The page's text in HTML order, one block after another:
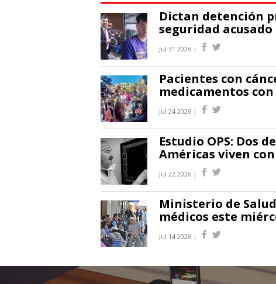
Dictan detención
seguridad
Jul 31 2026 |
Pacientes con
medicamentos
Jul 24 2026 |
Estudio OPS: Dos
Américas viven
Jul 22 2026 |
Ministerio de
médicos este
Jul 14 2026 |